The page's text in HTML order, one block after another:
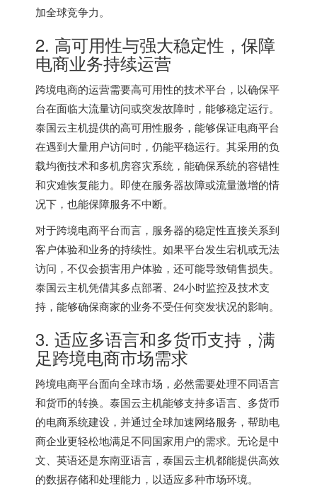
加全球竞争力。
2. 高可用性与强大稳定性，保障
电商业务持续运营
跨境电商的运营需要高可用性的技术平台，以确保平
台在面临大流量访问或突发故障时，能够稳定运行。
泰国云主机提供的高可用性服务，能够保证电商平台
在遇到大量用户访问时，仍能平稳运行。其采用的负
载均衡技术和多机房容灾系统，能确保系统的容错性
和灾难恢复能力。即使在服务器故障或流量激增的情
况下，也能保障服务不中断。
对于跨境电商平台而言，服务器的稳定性直接关系到
客户体验和业务的持续性。如果平台发生宕机或无法
访问，不仅会损害用户体验，还可能导致销售损失。
泰国云主机凭借其多点部署、24小时监控及技术支
持，能够确保商家的业务不受任何突发状况的影响。
3. 适应多语言和多货币支持，满
足跨境电商市场需求
跨境电商平台面向全球市场，必然需要处理不同语言
和货币的转换。泰国云主机能够支持多语言、多货币
的电商系统建设，并通过全球加速网络服务，帮助电
商企业更轻松地满足不同国家用户的需求。无论是中
文、英语还是东南亚语言，泰国云主机都能提供高效
的数据存储和处理能力，以适应多种市场环境。